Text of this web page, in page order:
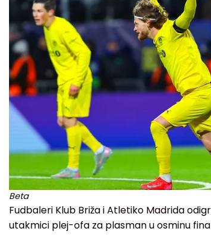
Beta
Fudbaleri Klub Briža i Atletiko Madrida
utakmici plej-ofa za plasman u osminu